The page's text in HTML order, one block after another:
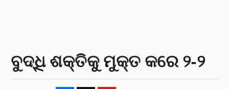
ବୁଦ୍ଧି ଶକ୍ତିକୁ ମୁକ୍ତ କରେ ୨-୨